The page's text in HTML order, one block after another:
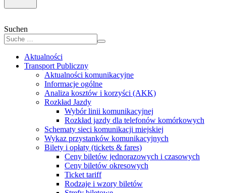
Suchen
Aktualności
Transport Publiczny
Aktualności komunikacyjne
Informacje ogólne
Analiza kosztów i korzyści (AKK)
Rozkład Jazdy
Wybór linii komunikacyjnej
Rozkład jazdy dla telefonów komórkowych
Schematy sieci komunikacji miejskiej
Wykaz przystanków komunikacyjnych
Bilety i opłaty (tickets & fares)
Ceny biletów jednorazowych i czasowych
Ceny biletów okresowych
Ticket tariff
Rodzaje i wzory biletów